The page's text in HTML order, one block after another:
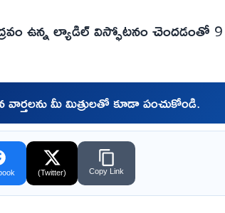
ఉన్న ల్యాడిల్ విస్ఫోటనం చెందడంతో
వార్తలను మీ మిత్రులతో కూడా పంచుకోండి.
(Twitter) Copy Link